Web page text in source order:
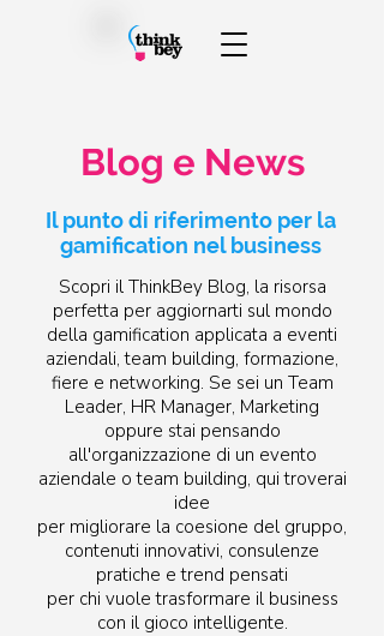
Blog e News
Il punto di riferimento per la
gamification nel business
Scopri il ThinkBey Blog, la risorsa
perfetta per aggiornarti sul mondo
della gamification applicata a eventi
aziendali, team building, formazione,
fiere e networking. Se sei un Team
Leader, HR Manager, Marketing
oppure stai pensando
all'organizzazione di un evento
aziendale o team building, qui troverai
idee
per migliorare la coesione del gruppo,
contenuti innovativi, consulenze
pratiche e trend pensati
per chi vuole trasformare il business
con il gioco intelligente.